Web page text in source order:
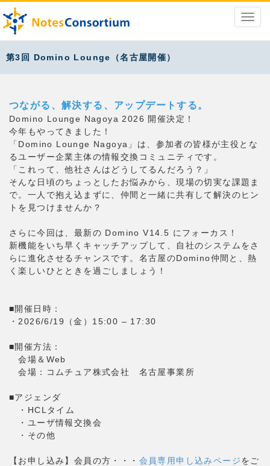
第3回 Domino Lounge（名古屋開催）
つながる、解決する、アップデートする。
Domino Lounge Nagoya 2026 開催決定！
今年もやってきました！
「Domino Lounge Nagoya」は、参加者の皆様が主役とな
るユーザー企業主体の情報交換コミュニティです。
「これって、他社さんはどうしてるんだろう？」
そんな日頃のちょっとしたお悩みから、現場の切実な課題ま
で。一人で抱え込まずに、仲間と一緒に共有して解決のヒン
トを見つけませんか？
さらに今回は、最新の Domino V14.5 にフォーカス！
新機能をいち早くキャッチアップして、自社のシステムをさ
らに進化させるチャンスです。名古屋のDomino仲間と、熱
く楽しいひとときを過ごしましょう！
■開催日時：
・2026/6/19（金）15:00 – 17:30
■開催方法：
会場＆Web
会場：コムチュア株式会社 名古屋事業所
■アジェンダ
・HCLタイム
・ユーザ情報交換会
・その他
【お申し込み】会員の方・・・ 会員専用申し込みページをご